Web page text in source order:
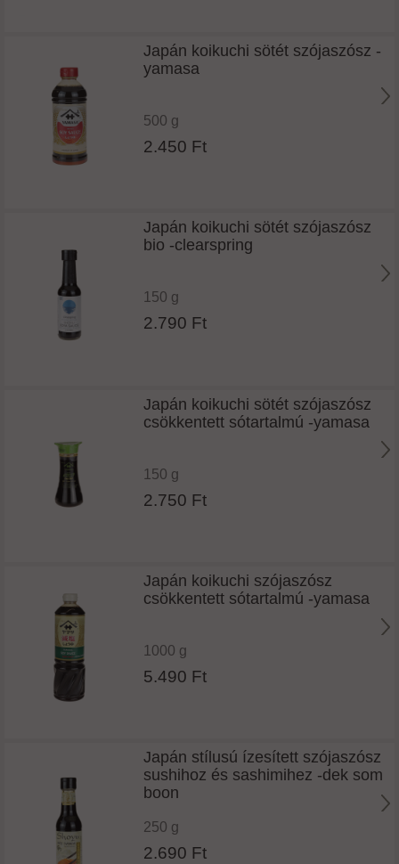
Japán koikuchi sötét szójaszósz -
yamasa
500 g
2.450 Ft
Japán koikuchi sötét szójaszósz
bio -clearspring
150 g
2.790 Ft
Japán koikuchi sötét szójaszósz
csökkentett sótartalmú -yamasa
150 g
2.750 Ft
Japán koikuchi szójaszósz
csökkentett sótartalmú -yamasa
1000 g
5.490 Ft
Japán stílusú ízesített szójaszósz
sushihoz és sashimihez -dek som
boon
250 g
2.690 Ft